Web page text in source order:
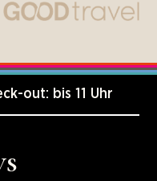
out: bis 11 Uhr